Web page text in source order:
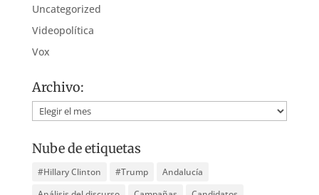
Uncategorized
Videopolítica
Vox
Archivo:
Archivo:
Nube de etiquetas
#Hillary Clinton #Trump
Andalucía